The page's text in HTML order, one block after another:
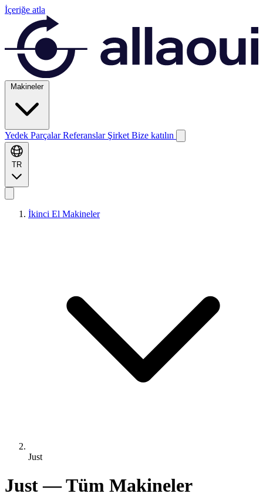
İçeriğe atla
Makineler
Yedek ParçalarReferanslar Şirket Bize katılın
TR
İkinci El Makineler
Just
Just — Tüm Makineler